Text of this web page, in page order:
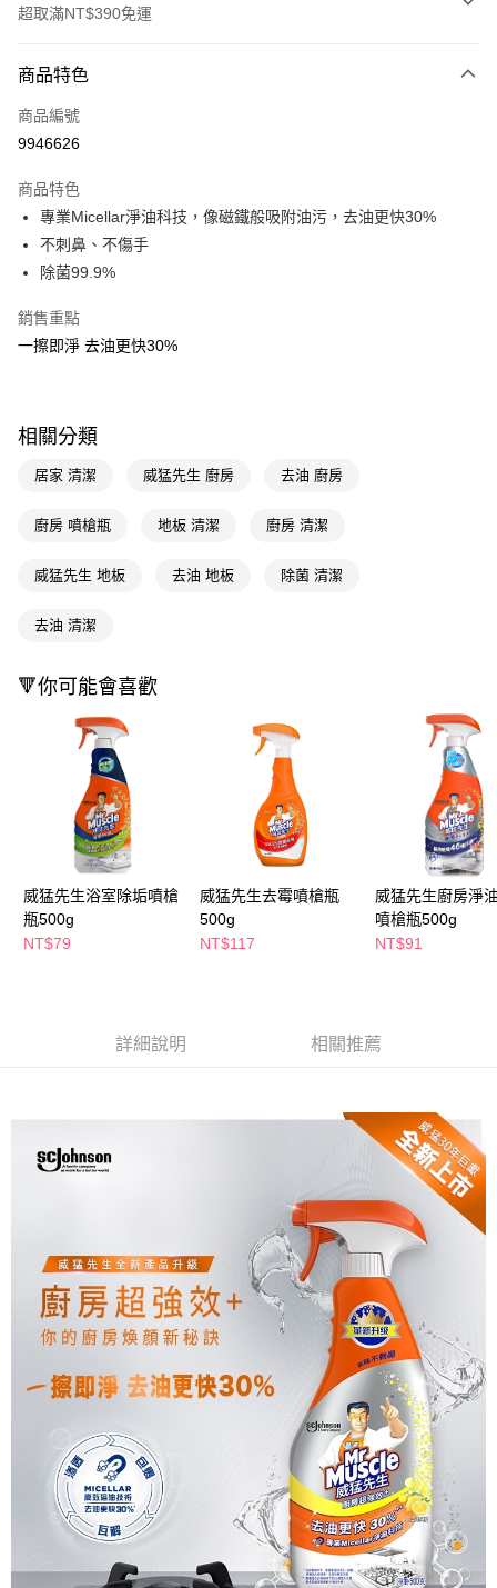
超取滿NT$390免運
POYA支付
信用卡一次付款
LINE Pay
Apple Pay
悠遊付
相關說明
【關於「AFTEE先享後付」】
１．簡單：不需註冊會員、不需綁卡、不需儲值。
３．安心：先確認商品／服務後，再付款。
１．於結帳方式選擇「AFTEE先享後付」後，將跳轉至「AFTEE先享後付」
３．收到繳費通知簡訊後14天內，點擊此簡訊中的連結，可透過四大超商／
※ 請注意：結帳手續完成當下不需立刻繳費，但若您需要取消訂單，請聯絡
購買商品的店家。未經商家同意取消之訂單仍視為有效，需透過AFTEE先享
後付繳納相關費用。
※ 交易是否成功請以「AFTEE先享後付 」之結帳頁面顯示為準，若有關於
是否繳費成功／繳費後需取消欲退款等相關疑問，請聯繫「AFTEE先享後付
客戶支援中心」https://netprotections.freshdesk.com/support/home
【注意事項】
１．透過由恩沛科技股份有限公司提供之「AFTEE先享後付」服務完成之交
易，需依本服務之必要範圍內提供個人資料，並將交易相關給付款項請求債
權轉讓予恩沛科技股份有限公司。
２．關於個人資料處理事宜，請瀏覽以下網址：
４．使用「AFTEE先享後付」時，將依據個別帳號之用戶狀況，依本公司即
５．嚴禁一人註冊多個帳號或使用他人資訊註冊。若發現惡意使用之情形，
恩沛科技股份有限公司將有權停止該用戶之使用額度並採取法律行動。
即享券
全家取貨付款
每筆NT$65，滿NT$390(含以上)免運費
萊爾富取貨付款
每筆NT$65，滿NT$490(含以上)免運費
付款後萊爾富取貨
每筆NT$65，滿NT$490(含以上)免運費
7-11取貨付款
每筆NT$65，滿NT$490(含以上)免運費
付款後7-11取貨
每筆NT$100，滿NT$790(含以上)免運費
商品特色
商品編號
9946626
商品特色
專業Micellar淨油科技，像磁鐵般吸附油污，去油更快30%
不刺鼻、不傷手
除菌99.9%
銷售重點
一擦即淨 去油更快30%
相關分類
居家 清潔 威猛先生 廚房 去油 廚房
廚房 噴槍瓶 地板 清潔 廚房 清潔
威猛先生 地板 去油 地板 除菌 清潔
去油 清潔
🔻你可能會喜歡
威猛先生浴室除垢噴槍
瓶500g
NT$79
威猛先生去霉噴槍瓶
500g
NT$117
威猛先生廚房淨
噴槍瓶500g
NT$91
詳細說明 相關推薦